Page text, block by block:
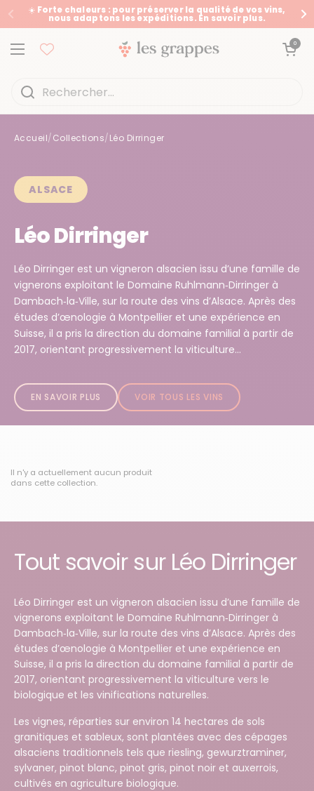
Passer au contenu
Précédent
☀️ Forte chaleurs : pour préserver la qualité de vos vins,
nous adaptons les expéditions. En savoir plus.
Ouvrir le menu
Ouvrir le panier
0
Accueil
Accueil/Collections/Léo Dirringer
ALSACE
Léo Dirringer
Léo Dirringer est un vigneron alsacien issu d’une famille de
vignerons exploitant le Domaine Ruhlmann‑Dirringer à
Dambach‑la‑Ville, sur la route des vins d’Alsace. Après des
études d’œnologie à Montpellier et une expérience en
Suisse, il a pris la direction du domaine familial à partir de
2017, orientant progressivement la viticulture...
EN SAVOIR PLUS VOIR TOUS LES VINS
Il n'y a actuellement aucun produit
dans cette collection.
Tout savoir sur Léo Dirringer
Léo Dirringer est un vigneron alsacien issu d’une famille de
vignerons exploitant le Domaine Ruhlmann‑Dirringer à
Dambach‑la‑Ville, sur la route des vins d’Alsace. Après des
études d’œnologie à Montpellier et une expérience en
Suisse, il a pris la direction du domaine familial à partir de
2017, orientant progressivement la viticulture vers le
biologique et les vinifications naturelles.
Les vignes, réparties sur environ 14 hectares de sols
granitiques et sableux, sont plantées avec des cépages
alsaciens traditionnels tels que riesling, gewurztraminer,
sylvaner, pinot blanc, pinot gris, pinot noir et auxerrois,
cultivés en agriculture biologique.